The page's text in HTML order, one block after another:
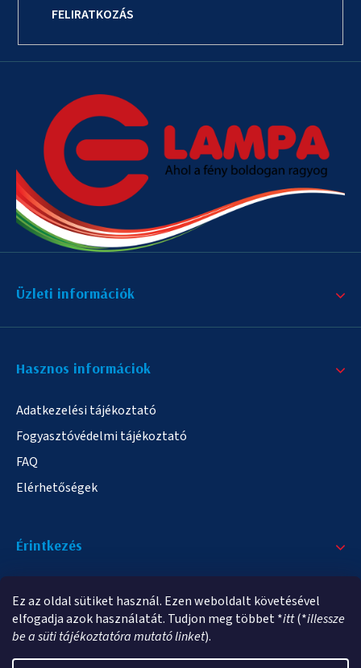
Ez az oldal sütiket használ. Ezen weboldalt követésével
elfogadja azok használatát. Tudjon meg többet *itt(*illessze
be a süti tájékoztatóra mutató linket).
FELIRATKOZÁS
Üzleti információk
Hasznos informáciok
Adatkezelési tájékoztató
Fogyasztóvédelmi tájékoztató
FAQ
Elérhetőségek
Érintkezés
info@elampa.hu